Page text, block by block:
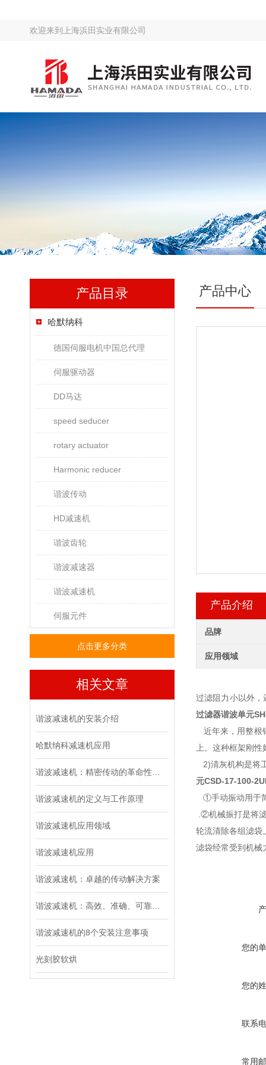
欢迎来到 上海浜田实业有限公司
产品目录
哈默纳科
德国伺服电机中国总代理
伺服驱动器
DD马达
speed seducer
rotary actuator
Harmonic reducer
谐波传动
HD减速机
谐波齿轮
谐波减速器
谐波减速机
伺服元件
点击更多分类
相关文章
谐波减速机的安装介绍
哈默纳科减速机应用
谐波减速机的定义与工作原理
谐波减速机应用领域
谐波减速机应用
谐波减速机：卓越的传动解决方案
谐波减速机的8个安装注意事项
光刻胶软烘
产品中心
产品介绍
品牌
应用领域
过滤阻力小以外
过滤器谐波单元
近年来，用整根
上。这种框架刚
2)清灰机构是将
元CSD-17-100-
①手动振动用于
.②机械振打是将
轮流清除各组滤
滤袋经常受到机械
您的
您的
联系
常用